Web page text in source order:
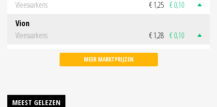
Vleesvarkens € 1,25 € 0,10
Vion
Vleesvarkens
€ 1,28 € 0,10
MEER MARKTPRIJZEN
MEEST GELEZEN